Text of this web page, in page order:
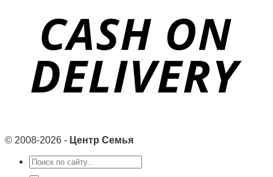
© 2008-2026 - Центр Семья
Search
for: